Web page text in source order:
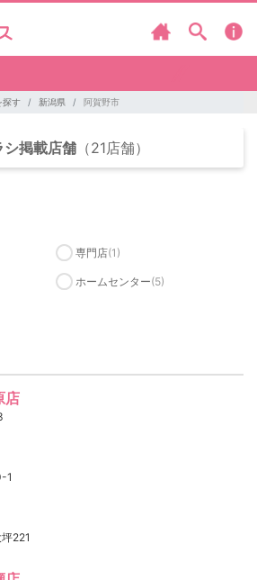
探す 新潟県 阿賀野市
シ掲載店舗 （21店舗）
専門店(1)
ホームセンター(5)
店
1
221